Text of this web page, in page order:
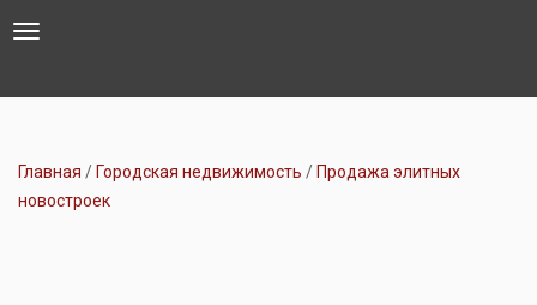
Toggle
Главная Городская недвижимость
Продажа элитных
новостроек